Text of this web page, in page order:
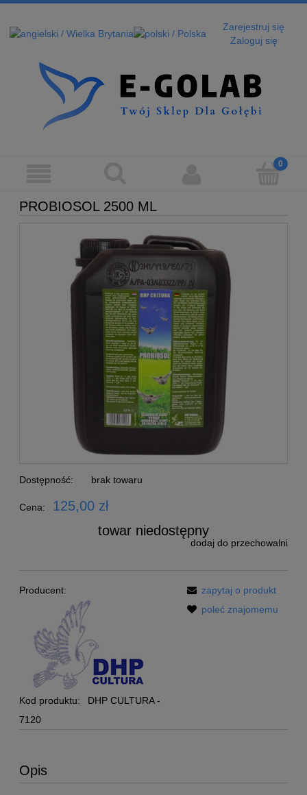
Zarejestruj się
Zaloguj się
PROBIOSOL 2500 ML
Dostępność: brak towaru
Cena:
125,00 zł
towar niedostępny
dodaj do przechowalni
Producent:
Kod produktu:
DHP CULTURA -
7120
zapytaj o produkt
poleć znajomemu
Opis